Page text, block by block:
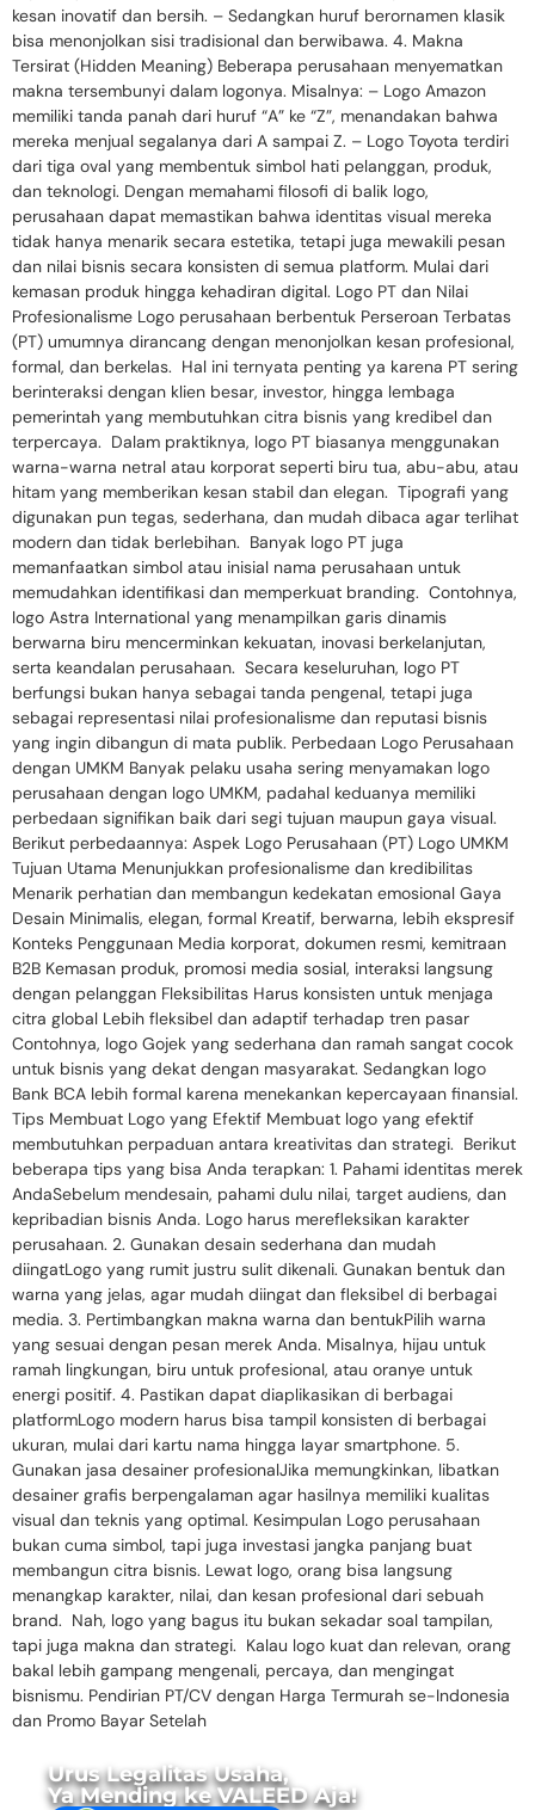
kesan inovatif dan bersih. – Sedangkan huruf berornamen klasik
bisa menonjolkan sisi tradisional dan berwibawa. 4. Makna
Tersirat (Hidden Meaning) Beberapa perusahaan menyematkan
makna tersembunyi dalam logonya. Misalnya: – Logo Amazon
memiliki tanda panah dari huruf “A” ke “Z”, menandakan bahwa
mereka menjual segalanya dari A sampai Z. – Logo Toyota terdiri
dari tiga oval yang membentuk simbol hati pelanggan, produk,
dan teknologi. Dengan memahami filosofi di balik logo,
perusahaan dapat memastikan bahwa identitas visual mereka
tidak hanya menarik secara estetika, tetapi juga mewakili pesan
dan nilai bisnis secara konsisten di semua platform. Mulai dari
kemasan produk hingga kehadiran digital. Logo PT dan Nilai
Profesionalisme Logo perusahaan berbentuk Perseroan Terbatas
(PT) umumnya dirancang dengan menonjolkan kesan profesional,
formal, dan berkelas. Hal ini ternyata penting ya karena PT sering
berinteraksi dengan klien besar, investor, hingga lembaga
pemerintah yang membutuhkan citra bisnis yang kredibel dan
terpercaya. Dalam praktiknya, logo PT biasanya menggunakan
warna-warna netral atau korporat seperti biru tua, abu-abu, atau
hitam yang memberikan kesan stabil dan elegan. Tipografi yang
digunakan pun tegas, sederhana, dan mudah dibaca agar terlihat
modern dan tidak berlebihan. Banyak logo PT juga
memanfaatkan simbol atau inisial nama perusahaan untuk
memudahkan identifikasi dan memperkuat branding. Contohnya,
logo Astra International yang menampilkan garis dinamis
berwarna biru mencerminkan kekuatan, inovasi berkelanjutan,
serta keandalan perusahaan. Secara keseluruhan, logo PT
berfungsi bukan hanya sebagai tanda pengenal, tetapi juga
sebagai representasi nilai profesionalisme dan reputasi bisnis
yang ingin dibangun di mata publik. Perbedaan Logo Perusahaan
dengan UMKM Banyak pelaku usaha sering menyamakan logo
perusahaan dengan logo UMKM, padahal keduanya memiliki
perbedaan signifikan baik dari segi tujuan maupun gaya visual.
Berikut perbedaannya: Aspek Logo Perusahaan (PT) Logo UMKM
Tujuan Utama Menunjukkan profesionalisme dan kredibilitas
Menarik perhatian dan membangun kedekatan emosional Gaya
Desain Minimalis, elegan, formal Kreatif, berwarna, lebih ekspresif
Konteks Penggunaan Media korporat, dokumen resmi, kemitraan
B2B Kemasan produk, promosi media sosial, interaksi langsung
dengan pelanggan Fleksibilitas Harus konsisten untuk menjaga
citra global Lebih fleksibel dan adaptif terhadap tren pasar
Contohnya, logo Gojek yang sederhana dan ramah sangat cocok
untuk bisnis yang dekat dengan masyarakat. Sedangkan logo
Bank BCA lebih formal karena menekankan kepercayaan finansial.
Tips Membuat Logo yang Efektif Membuat logo yang efektif
membutuhkan perpaduan antara kreativitas dan strategi. Berikut
beberapa tips yang bisa Anda terapkan: 1. Pahami identitas merek
AndaSebelum mendesain, pahami dulu nilai, target audiens, dan
kepribadian bisnis Anda. Logo harus merefleksikan karakter
perusahaan. 2. Gunakan desain sederhana dan mudah
diingatLogo yang rumit justru sulit dikenali. Gunakan bentuk dan
warna yang jelas, agar mudah diingat dan fleksibel di berbagai
media. 3. Pertimbangkan makna warna dan bentukPilih warna
yang sesuai dengan pesan merek Anda. Misalnya, hijau untuk
ramah lingkungan, biru untuk profesional, atau oranye untuk
energi positif. 4. Pastikan dapat diaplikasikan di berbagai
platformLogo modern harus bisa tampil konsisten di berbagai
ukuran, mulai dari kartu nama hingga layar smartphone. 5.
Gunakan jasa desainer profesionalJika memungkinkan, libatkan
desainer grafis berpengalaman agar hasilnya memiliki kualitas
visual dan teknis yang optimal. Kesimpulan Logo perusahaan
bukan cuma simbol, tapi juga investasi jangka panjang buat
membangun citra bisnis. Lewat logo, orang bisa langsung
menangkap karakter, nilai, dan kesan profesional dari sebuah
brand. Nah, logo yang bagus itu bukan sekadar soal tampilan,
tapi juga makna dan strategi. Kalau logo kuat dan relevan, orang
bakal lebih gampang mengenali, percaya, dan mengingat
bisnismu. Pendirian PT/CV dengan Harga Termurah se-Indonesia
dan Promo Bayar Setelah
Urus Legalitas Usaha,
Ya Mending ke VALEED Aja!